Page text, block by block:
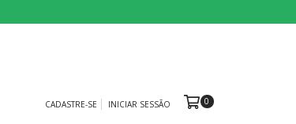
CADASTRE-SE INICIAR SESSÃO 0